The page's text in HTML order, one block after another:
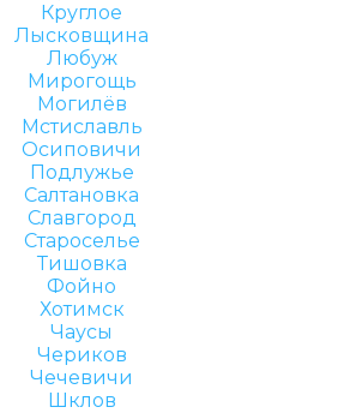
Круглое
Лысковщина
Любуж
Мирогощь
Могилёв
Мстиславль
Осиповичи
Подлужье
Салтановка
Славгород
Староселье
Тишовка
Фойно
Хотимск
Чаусы
Чериков
Чечевичи
Шклов